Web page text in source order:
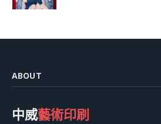
ABOUT
中威藝術印刷